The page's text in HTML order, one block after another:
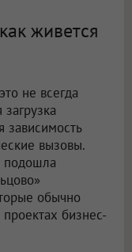
живется
не всегда
зависимость
вызовы.
подошла
обычно
бизнес-